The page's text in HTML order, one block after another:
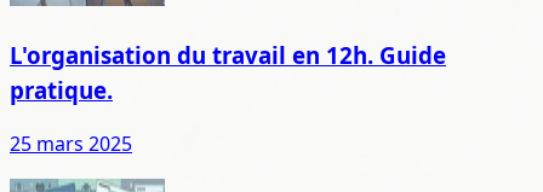
L'organisation du travail en 12h. Guide
pratique.
25 mars 2025